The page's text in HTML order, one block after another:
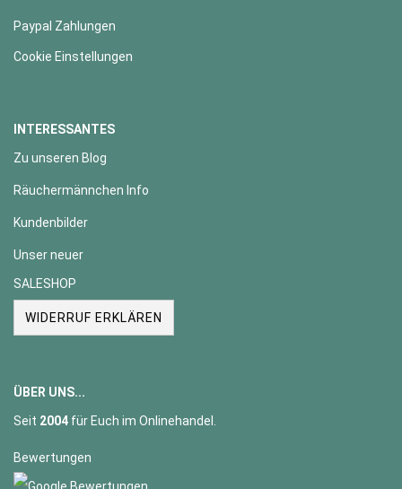
Paypal Zahlungen
Cookie Einstellungen
INTERESSANTES
Zu unseren Blog
Räuchermännchen Info
Kundenbilder
Unser neuer
SALESHOP
WIDERRUF ERKLÄREN
ÜBER UNS...
Seit 2004 für Euch im Onlinehandel.
Bewertungen